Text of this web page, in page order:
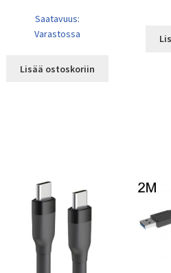
Saatavuus:
Varastossa
Lisää ostoskoriin